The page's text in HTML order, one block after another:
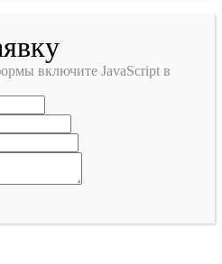
включите JavaScript в